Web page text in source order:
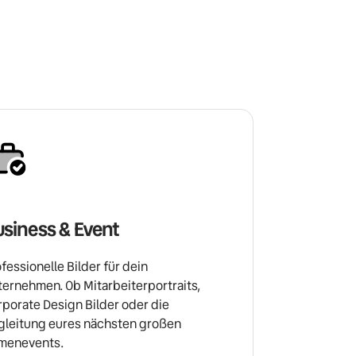
& Event
Bilder für dein
Ob Mitarbeiterportraits,
Design Bilder oder die
eures nächsten großen